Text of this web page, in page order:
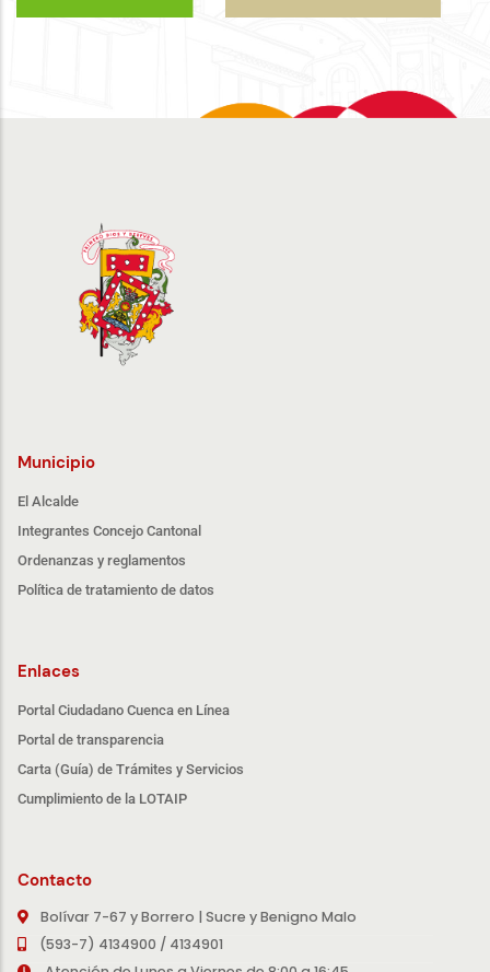
Municipio
El Alcalde
Integrantes Concejo Cantonal
Ordenanzas y reglamentos
Política de tratamiento de datos
Enlaces
Portal Ciudadano Cuenca en Línea
Portal de transparencia
Carta (Guía) de Trámites y Servicios
Cumplimiento de la LOTAIP
Contacto
Bolívar 7-67 y Borrero | Sucre y Benigno Malo
(593-7) 4134900 / 4134901